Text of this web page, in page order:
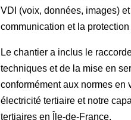
VDI (voix, données, images)
communication et la protection
Le chantier a inclus le
techniques et de la mise en
conformément aux normes en
électricité tertiaire et notre
tertiaires en Île-de-France.